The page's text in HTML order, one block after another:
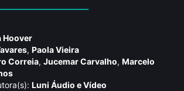
Hoover
, Paola Vieira
Correia, Jucemar Carvalho, Marcelo
Luni Áudio e Ví­deo